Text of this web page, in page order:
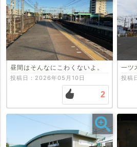
昼間はそんなにこわくないよ。
投稿日：2026年05月10日
2
一ツ
投稿